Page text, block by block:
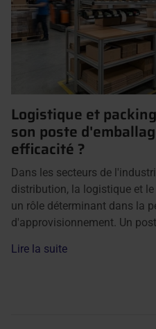
Logistique et
son poste
efficacité ?
Dans les secteurs de
distribution, la logistique et
un rôle déterminant dans la
d'approvisionnement. Un
Lire la suite